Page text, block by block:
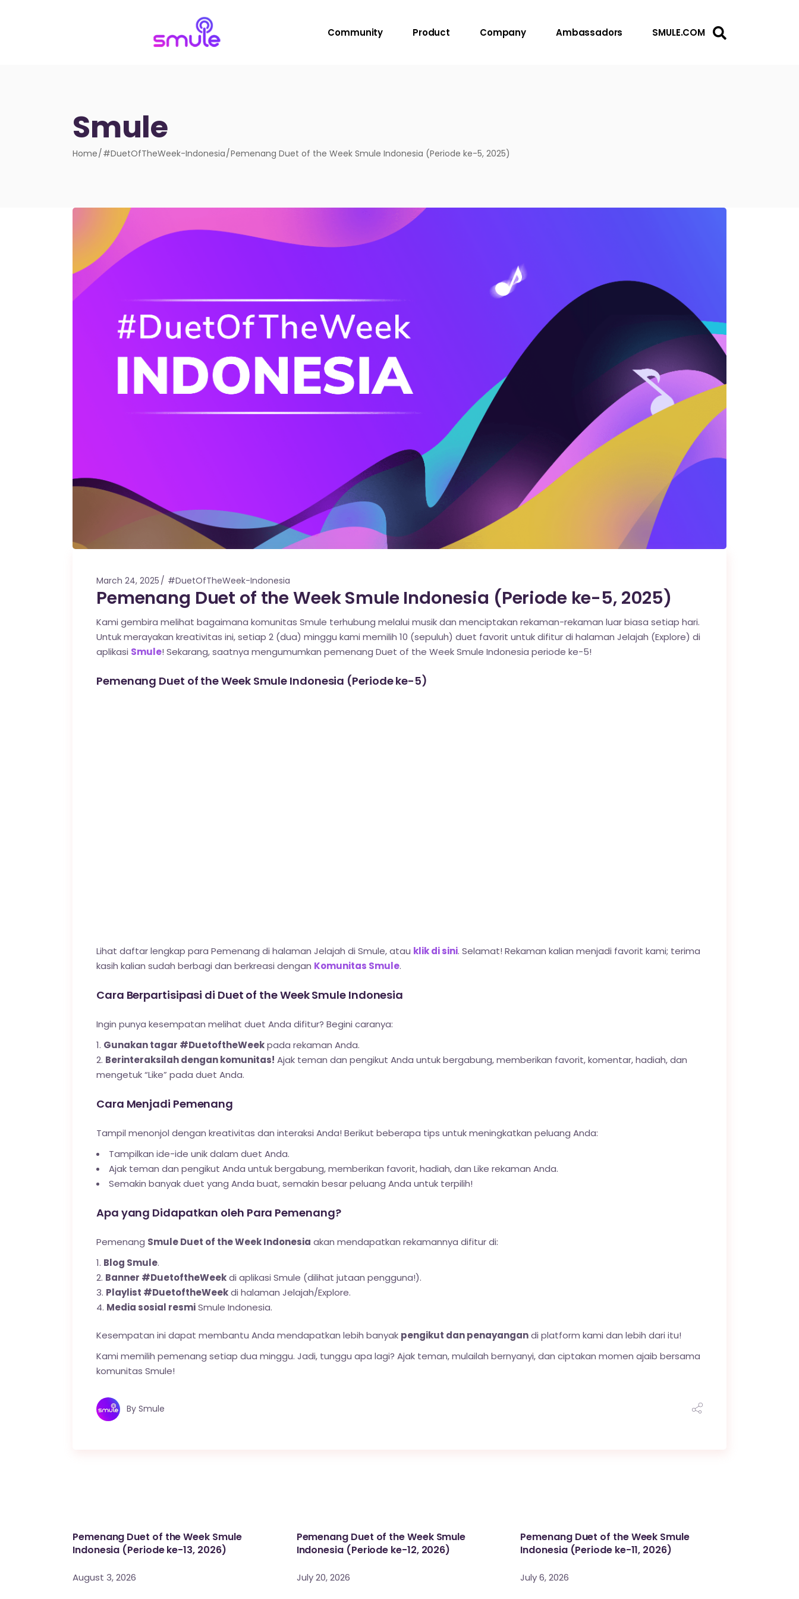
Community Product Company Ambassadors SMULE.COM
Smule
Home #DuetOfTheWeek-Indonesia Pemenang Duet of the Week Smule Indonesia (Periode ke-5, 2025)
March 24, 2025 #DuetOfTheWeek-Indonesia
Pemenang Duet of the Week Smule Indonesia (Periode ke-5, 2025)
Kami gembira melihat bagaimana komunitas Smule terhubung melalui musik dan menciptakan rekaman-rekaman luar biasa setiap hari.
Untuk merayakan kreativitas ini, setiap 2 (dua) minggu kami memilih 10 (sepuluh) duet favorit untuk difitur di halaman Jelajah (Explore) di
aplikasi Smule! Sekarang, saatnya mengumumkan pemenang Duet of the Week Smule Indonesia periode ke-5!
Pemenang Duet of the Week Smule Indonesia (Periode ke-5)
Lihat daftar lengkap para Pemenang di halaman Jelajah di Smule, atau klik di sini. Selamat! Rekaman kalian menjadi favorit kami; terima
kasih kalian sudah berbagi dan berkreasi dengan Komunitas Smule.
Cara Berpartisipasi di Duet of the Week Smule Indonesia
Ingin punya kesempatan melihat duet Anda difitur? Begini caranya:
Gunakan tagar #DuetoftheWeekpada rekaman Anda.
Berinteraksilah dengan komunitas! Ajak teman dan pengikut Anda untuk bergabung, memberikan favorit, komentar, hadiah, dan
mengetuk “Like” pada duet Anda.
Cara Menjadi Pemenang
Tampil menonjol dengan kreativitas dan interaksi Anda! Berikut beberapa tips untuk meningkatkan peluang Anda:
Tampilkan ide-ide unik dalam duet Anda.
Ajak teman dan pengikut Anda untuk bergabung, memberikan favorit, hadiah, dan Like rekaman Anda.
Semakin banyak duet yang Anda buat, semakin besar peluang Anda untuk terpilih!
Apa yang Didapatkan oleh Para Pemenang?
Pemenang Smule Duet of the Week Indonesia akan mendapatkan rekamannya difitur di:
Blog Smule.
Banner #DuetoftheWeekdi aplikasi Smule (dilihat jutaan pengguna!).
Playlist #DuetoftheWeekdi halaman Jelajah/Explore.
Media sosial resmiSmule Indonesia.
Kesempatan ini dapat membantu Anda mendapatkan lebih banyak pengikut dan penayangandi platform kami dan lebih dari itu!
Kami memilih pemenang setiap dua minggu. Jadi, tunggu apa lagi? Ajak teman, mulailah bernyanyi, dan ciptakan momen ajaib bersama
komunitas Smule!
By Smule
Pemenang Duet of the Week Smule
Indonesia (Periode ke-13, 2026)
August 3, 2026
Pemenang Duet of the Week Smule
Indonesia (Periode ke-12, 2026)
July 20, 2026
Pemenang Duet of the Week Smule
Indonesia (Periode ke-11, 2026)
July 6, 2026